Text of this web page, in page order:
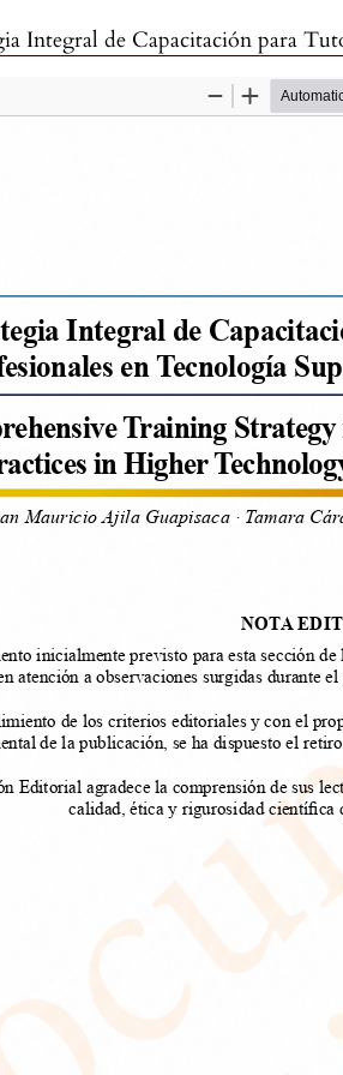
para Tutores de Prácticas